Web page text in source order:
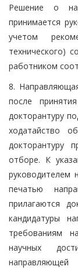
Решение о
принимается
учетом
технического)
работником
8.
после
докторантуру
ходатайство
докторантуру
отборе. К
руководителем
печатью
прилагаются
кандидатуры
требованиям
научных